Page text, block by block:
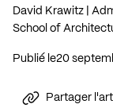
David Krawitz |
School of
Publié le 20
Partager